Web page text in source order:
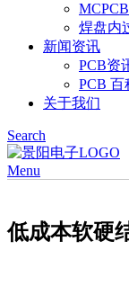
焊盘内
新闻资讯
PCB资
PCB 百
关于我们
Search
Menu
低成本软硬